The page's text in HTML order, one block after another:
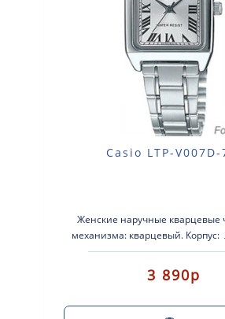
Casio LTP-V007D-
Женские наручные кварцевые
механизма: кварцевый. Корпус:
покрытием. ..
3 890р